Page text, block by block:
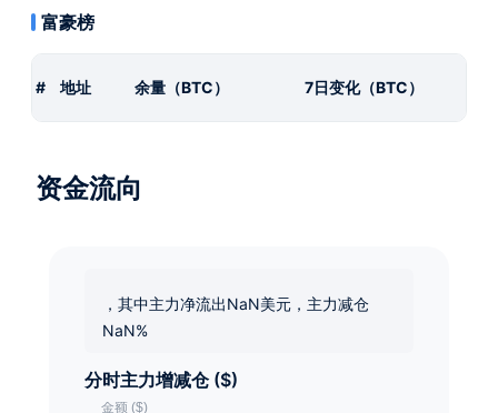
富豪榜
# 地址 余量（BTC） 7日变化（BTC）
资金流向
，其中主力净流出NaN美元，主力减仓
NaN%
分时主力增减仓 ($)